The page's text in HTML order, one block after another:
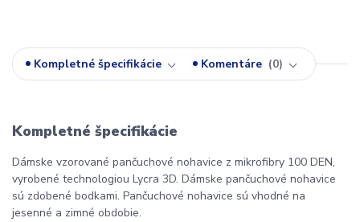
Kompletné špecifikácie Komentáre 0
Kompletné špecifikácie
Dámske vzorované pančuchové nohavice z mikrofibry 100 DEN,
vyrobené technologiou Lycra 3D. Dámske pančuchové nohavice
sú zdobené bodkami. Pančuchové nohavice sú vhodné na
jesenné a zimné obdobie.